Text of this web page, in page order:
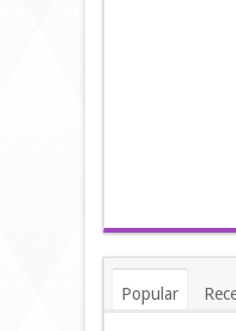
Popular